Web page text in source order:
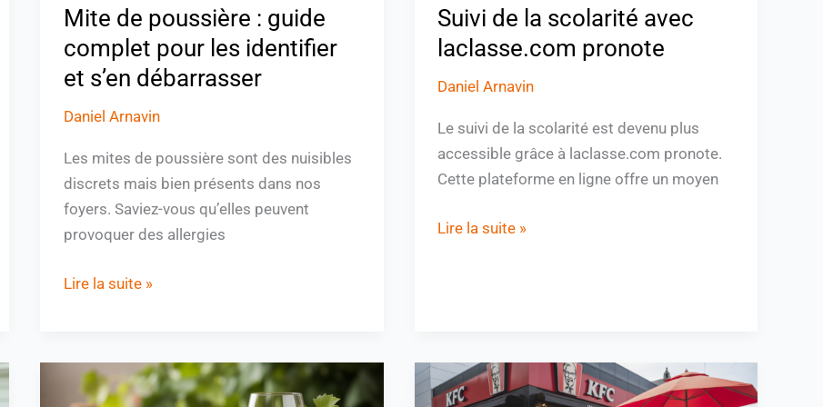
Mite de poussière : guide
complet pour les identifier
et s’en débarrasser
Daniel Arnavin
Les mites de poussière sont des nuisibles
discrets mais bien présents dans nos
foyers. Saviez-vous qu’elles peuvent
provoquer des allergies
s’en
débarrasser
Lire la suite »
Suivi de la scolarité avec
laclasse.com pronote
Daniel Arnavin
Le suivi de la scolarité est devenu plus
accessible grâce à laclasse.com pronote.
Cette plateforme en ligne offre un moyen
Lire la suite »
Vinali
danger
KFC
is